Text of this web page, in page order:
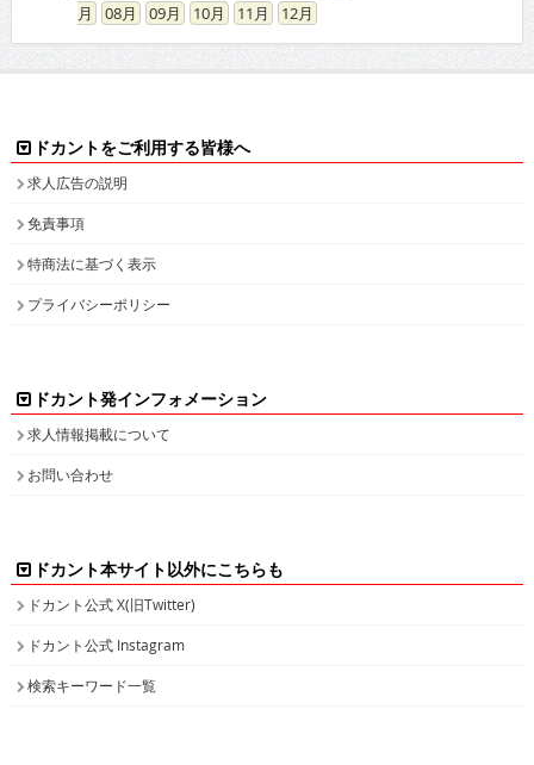
08
09 10 11 12
ドカントをご利用する皆様へ
求人広告の説明
免責事項
特商法に基づく表示
プライバシーポリシー
ドカント発インフォメーション
求人情報掲載について
お問い合わせ
ドカント本サイト以外にこちらも
ドカント公式 X(旧Twitter)
ドカント公式 Instagram
検索キーワード一覧